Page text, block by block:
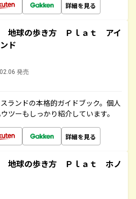
詳細を見る
地球の歩き方 Ｐｌａｔ アイ
ド
発売
ランドの本格的ガイドブック。個人
ツーもしっかり紹介しています。
詳細を見る
地球の歩き方 Ｐｌａｔ ホノ